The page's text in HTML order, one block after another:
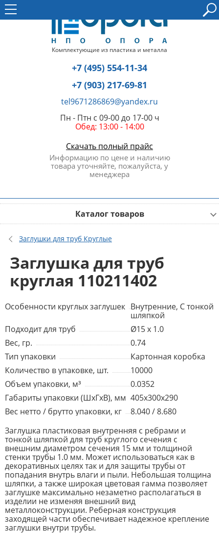
Комплектующие из пластика и металла
+7 (495) 554-11-34
+7 (903) 217-69-81
tel9671286869@yandex.ru
Пн - Птн с 09-00 до 17-00 ч
Обед: 13:00 - 14:00
Скачать полный прайс
Информацию по цене и наличию
товара уточняйте, пожалуйста, у
менеджера
Каталог товаров
Заглушки для труб Круглые
Заглушка для труб
круглая 110211402
Особенности круглых заглушек Внутренние, С тонкой
шляпкой
Подходит для труб
Ø15 x 1.0
Вес, гр.
0.74
Тип упаковки
Картонная коробка
Количество в упаковке, шт.
10000
Объем упаковки, м³
0.0352
Габариты упаковки (ШхГхВ), мм 405x300x290
Вес нетто / брутто упаковки, кг
8.040 / 8.680
Заглушка пластиковая внутренняя с ребрами и
тонкой шляпкой для труб круглого сечения с
внешним диаметром сечения 15 мм и толщиной
стенки трубы 1.0 мм. Может использоваться как в
декоративных целях так и для защиты трубы от
попадания внутрь влаги и пыли. Небольшая толщина
шляпки, а также широкая цветовая гамма позволяет
заглушке максимально незаметно располагаться в
изделии не изменяя внешний вид
металлоконструкции. Реберная конструкция
заходящей части обеспечивает надежное крепление
заглушки внутри трубы.